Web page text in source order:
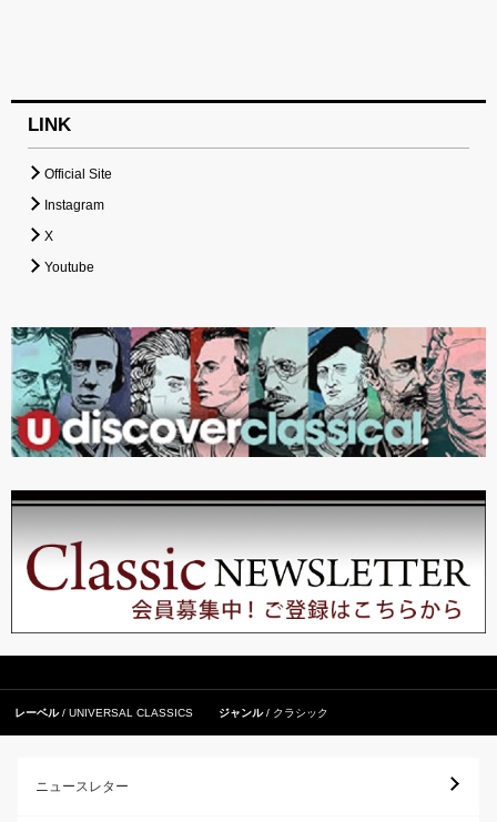
LINK
Official Site
Instagram
X
Youtube
レーベル UNIVERSAL CLASSICS ジャンル クラシック
ニュースレター